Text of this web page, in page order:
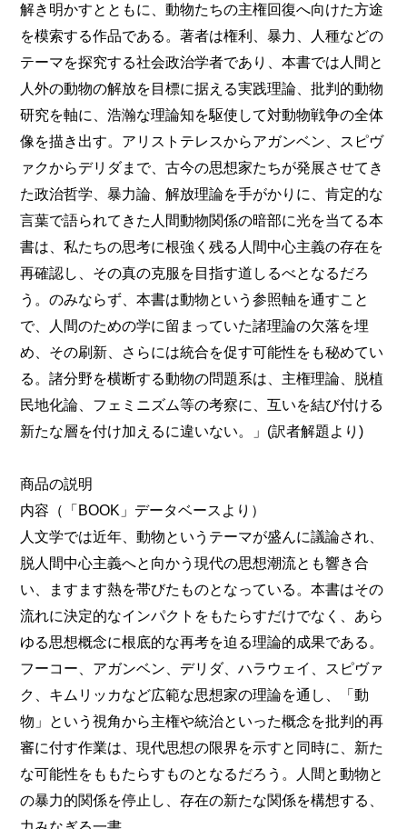
解き明かすとともに、動物たちの主権回復へ向けた方途
を模索する作品である。著者は権利、暴力、人種などの
テーマを探究する社会政治学者であり、本書では人間と
人外の動物の解放を目標に据える実践理論、批判的動物
研究を軸に、浩瀚な理論知を駆使して対動物戦争の全体
像を描き出す。アリストテレスからアガンベン、スピヴ
ァクからデリダまで、古今の思想家たちが発展させてき
た政治哲学、暴力論、解放理論を手がかりに、肯定的な
言葉で語られてきた人間動物関係の暗部に光を当てる本
書は、私たちの思考に根強く残る人間中心主義の存在を
再確認し、その真の克服を目指す道しるべとなるだろ
う。のみならず、本書は動物という参照軸を通すこと
で、人間のための学に留まっていた諸理論の欠落を埋
め、その刷新、さらには統合を促す可能性をも秘めてい
る。諸分野を横断する動物の問題系は、主権理論、脱植
民地化論、フェミニズム等の考察に、互いを結び付ける
新たな層を付け加えるに違いない。」(訳者解題より)
商品の説明
内容（「BOOK」データベースより）
人文学では近年、動物というテーマが盛んに議論され、
脱人間中心主義へと向かう現代の思想潮流とも響き合
い、ますます熱を帯びたものとなっている。本書はその
流れに決定的なインパクトをもたらすだけでなく、あら
ゆる思想概念に根底的な再考を迫る理論的成果である。
フーコー、アガンベン、デリダ、ハラウェイ、スピヴァ
ク、キムリッカなど広範な思想家の理論を通し、「動
物」という視角から主権や統治といった概念を批判的再
審に付す作業は、現代思想の限界を示すと同時に、新た
な可能性をももたらすものとなるだろう。人間と動物と
の暴力的関係を停止し、存在の新たな関係を構想する、